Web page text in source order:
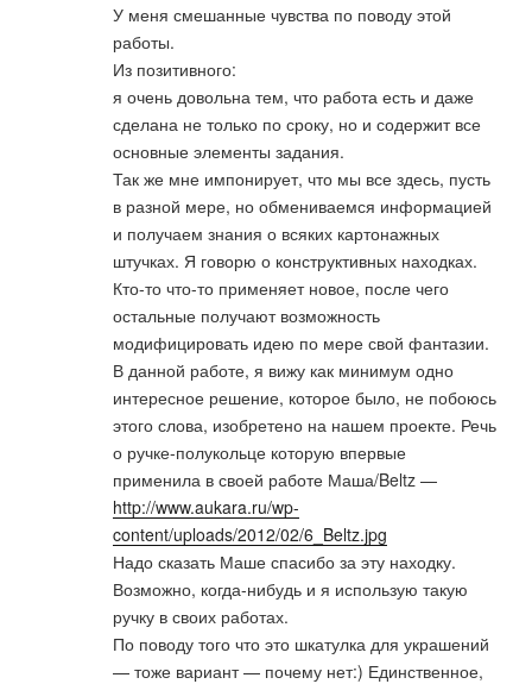
У меня смешанные чувства по поводу этой
работы.
Из позитивного:
я очень довольна тем, что работа есть и даже
сделана не только по сроку, но и содержит все
основные элементы задания.
Так же мне импонирует, что мы все здесь, пусть
в разной мере, но обмениваемся информацией
и получаем знания о всяких картонажных
штучках. Я говорю о конструктивных находках.
Кто-то что-то применяет новое, после чего
остальные получают возможность
модифицировать идею по мере свой фантазии.
В данной работе, я вижу как минимум одно
интересное решение, которое было, не побоюсь
этого слова, изобретено на нашем проекте. Речь
о ручке-полукольце которую впервые
применила в своей работе Маша/Beltz —
http://www.aukara.ru/wp-
content/uploads/2012/02/6_Beltz.jpg
Надо сказать Маше спасибо за эту находку.
Возможно, когда-нибудь и я использую такую
ручку в своих работах.
По поводу того что это шкатулка для украшений
— тоже вариант — почему нет:) Единственное,